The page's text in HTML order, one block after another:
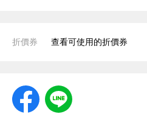
折價券 查看可使用的折價券